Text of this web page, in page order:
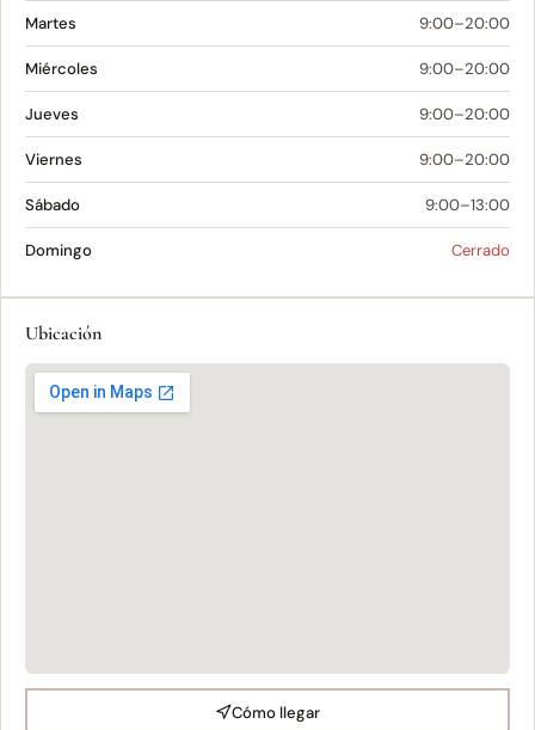
Martes 9:00–20:00
Miércoles 9:00–20:00
Jueves 9:00–20:00
Viernes 9:00–20:00
Sábado 9:00–13:00
Domingo Cerrado
Ubicación
Cómo llegar